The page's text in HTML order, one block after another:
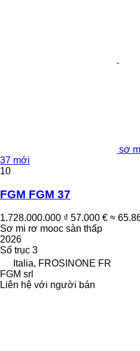
sơ
37 mới
10
FGM FGM 37
1.728.000.000 ₫ 57.000 € ≈
Sơ mi rơ mooc sàn thấp
2026
Số trục 3
Italia, FROSINONE FR
FGM srl
Liên hệ với người bán